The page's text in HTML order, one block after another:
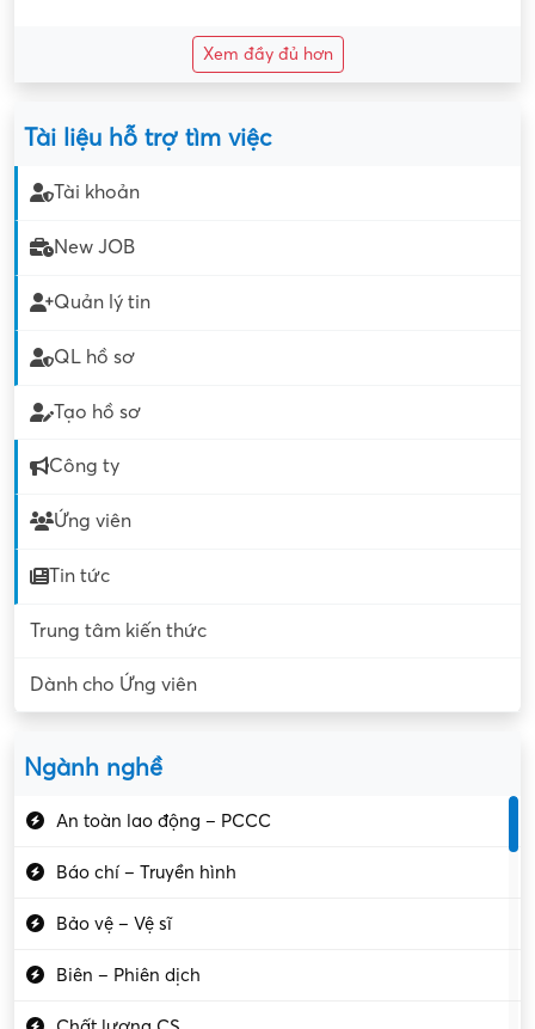
Xem đầy đủ hơn
Tài liệu hỗ trợ tìm việc
Tài khoản
New JOB
Quản lý tin
QL hồ sơ
Tạo hồ sơ
Công ty
Ứng viên
Tin tức
Trung tâm kiến thức
Dành cho Ứng viên
Ngành nghề
An toàn lao động – PCCC
Báo chí – Truyền hình
Bảo vệ – Vệ sĩ
Biên – Phiên dịch